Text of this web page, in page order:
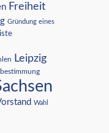
Freiheit
Gründung eines
Leipzig
Wahl